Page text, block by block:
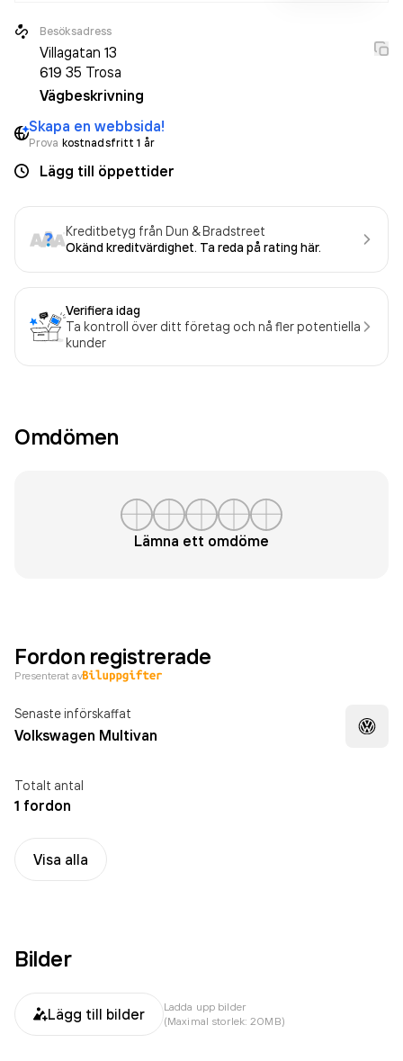
Besöksadress
Villagatan 13
619 35 Trosa
Vägbeskrivning
Skapa en webbsida!
Prova kostnadsfritt 1 år
Lägg till öppettider
Kreditbetyg från Dun & Bradstreet
Okänd kreditvärdighet. Ta reda på rating här.
Verifiera idag
Ta kontroll över ditt företag och nå fler potentiella
kunder
Omdömen
Lämna ett omdöme
Fordon registrerade
Presenterat av
Senaste införskaffat
Volkswagen Multivan
Totalt antal
1 fordon
Visa alla
Bilder
Lägg till bilder
Ladda upp bilder
(Maximal storlek: 20MB)